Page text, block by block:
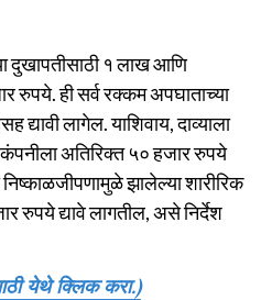
दुखापतीसाठी १ लाख आणि
रुपये. ही सर्व रक्कम अपघाताच्या
द्यावी लागेल. याशिवाय, दाव्याला
कंपनीला अतिरिक्त ५० हजार रुपये
झालेल्या शारीरिक
रुपये द्यावे लागतील, असे निर्देश
येथे क्लिक करा.)